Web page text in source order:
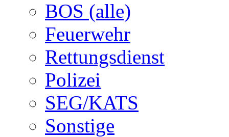
BOS (alle)
Feuerwehr
Rettungsdienst
Polizei
SEG/KATS
Sonstige